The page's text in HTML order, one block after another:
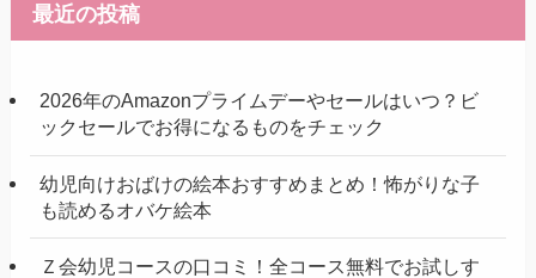
最近の投稿
2026年のAmazonプライムデーやセールはいつ？ビ
ックセールでお得になるものをチェック
幼児向けおばけの絵本おすすめまとめ！怖がりな子
も読めるオバケ絵本
Ｚ会幼児コースの口コミ！全コース無料でお試しす